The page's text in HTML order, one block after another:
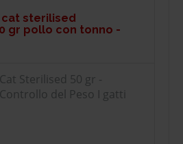
sterilised
gr pollo con tonno -
Sterilised 50 gr -
del Peso I gatti